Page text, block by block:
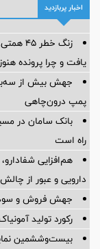
اخبار پربازدید
یافت و چرا پرونده
جهش بیش از
پمپ درون‌چاهی
بانک سامان در
راه است
هم‌افزایی
دارویی و عبور از
جهش فروش و
رکورد تولید
بیست‌وششمین